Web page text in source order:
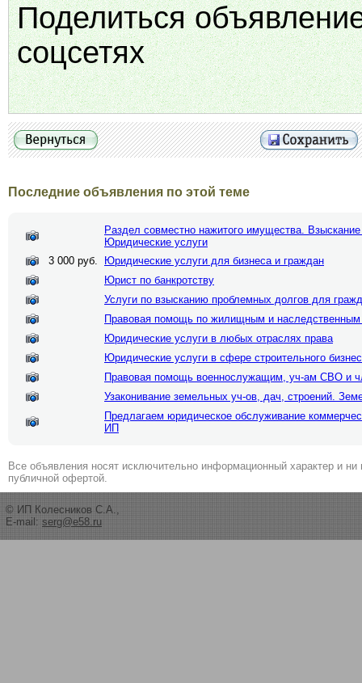
Поделиться
соцсетях
Последние объявления по этой теме
Раздел совместно нажитого имущества.
Юридические услуги
3 000 руб.
Юридические услуги для бизнеса и граждан
Юрист по банкротству
Услуги по взысканию проблемных долгов для
Правовая помощь по жилищным и наследственным
Юридические услуги в любых отраслях права
Юридические услуги в сфере строительного
Правовая помощь военнослужащим, уч-ам СВО и
Узаконивание земельных уч-ов, дач, строений.
Предлагаем юридическое обслуживание
ИП
Все объявления носят исключительно информационный характер и ни
публичной офертой.
© ИП Колесников С.А.,
E-mail: serg@e58.ru